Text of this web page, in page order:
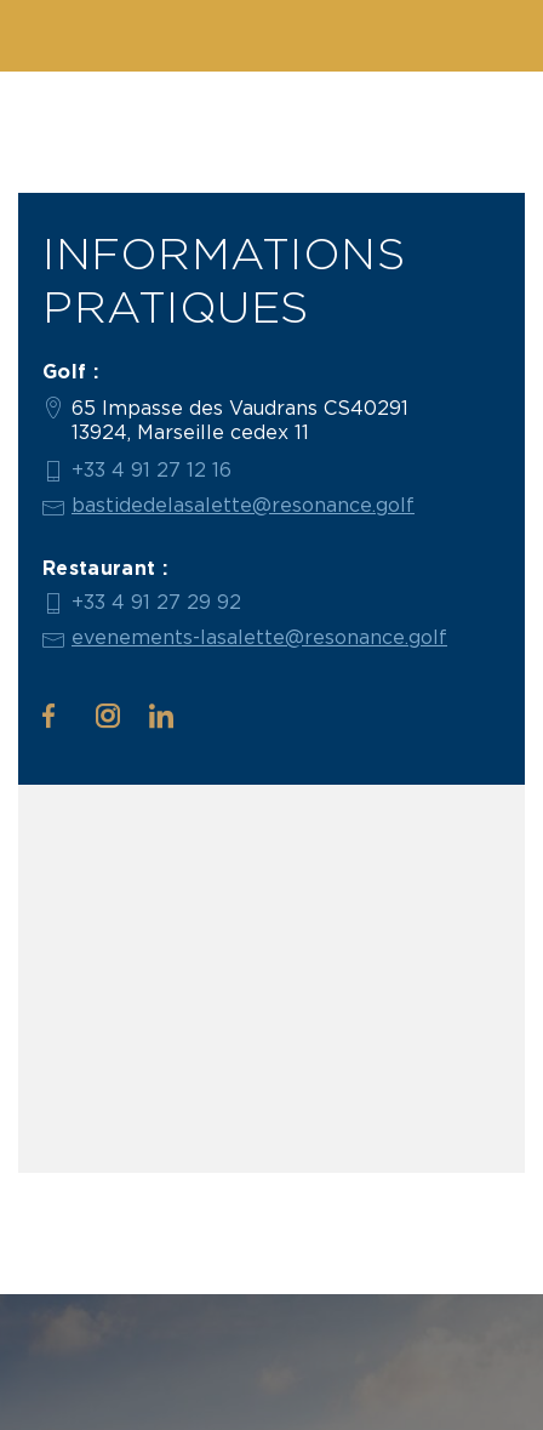
INFORMATIONS
PRATIQUES
Golf :
65 Impasse des Vaudrans CS40291
13924, Marseille cedex 11
+33 4 91 27 12 16
bastidedelasalette@resonance.golf
Restaurant :
+33 4 91 27 29 92
evenements-lasalette@resonance.golf
facebookinstagramlinkedin